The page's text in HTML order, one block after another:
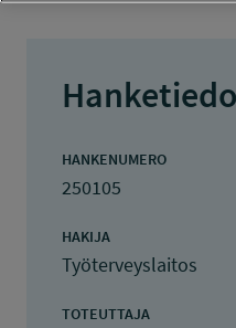
HANKENUMERO
250105
HAKIJA
Työterveyslaitos
TOTEUTTAJA